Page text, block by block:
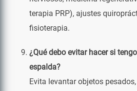
terapia PRP), ajustes
fisioterapia.
¿Qué debo evitar hacer si
espalda?
Evita levantar objetos